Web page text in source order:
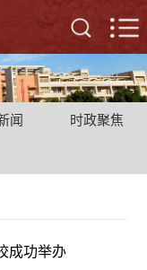
闻 时政聚焦
成功举办